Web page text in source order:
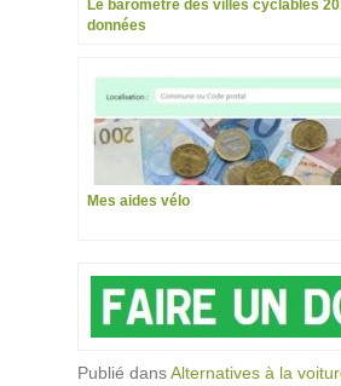
Le baromètre des villes cyclables
données
Mes aides vélo
Publié dansAlternatives à la